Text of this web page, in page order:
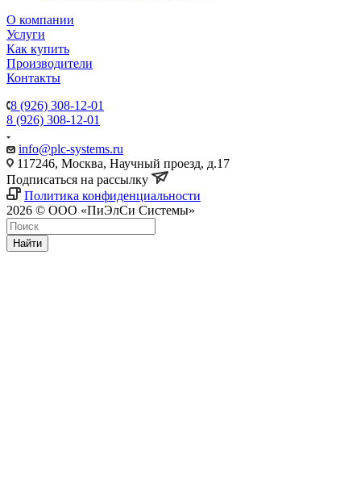
О компании
Услуги
Как купить
Производители
Контакты
8 (926) 308-12-01
8 (926) 308-12-01
info@plc-systems.ru
117246, Москва, Научный проезд, д.17
Подписаться на рассылку
Политика конфиденциальности
2026 © ООО «ПиЭлСи Системы»
Найти